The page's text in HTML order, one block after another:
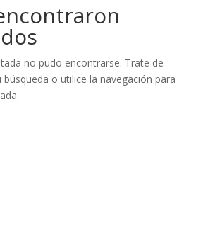
no pudo encontrarse. Trate de
o utilice la navegación para